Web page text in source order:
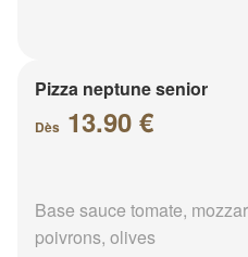
Pizza neptune senior
Dès 13.90 €
Base sauce tomate,
poivrons, olives